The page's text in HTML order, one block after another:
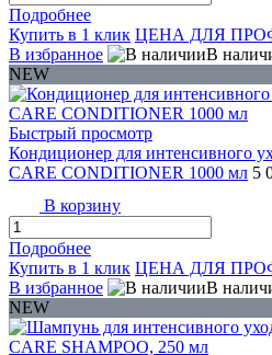
Подробнее
Купить в 1 клик ЦЕНА ДЛЯ
В избранное
В
NEW
Быстрый просмотр
Кондиционер для интенсивного
CARE CONDITIONER 1000 мл 5
В корзину
Подробнее
Купить в 1 клик ЦЕНА ДЛЯ
В избранное
В
NEW